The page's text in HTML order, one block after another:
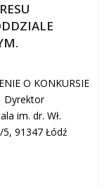
O KONKURSIE
Dyrektor
im. dr. Wł.
91347 Łódź